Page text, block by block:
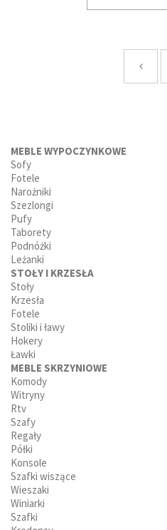
MEBLE WYPOCZYNKOWE
Sofy
Fotele
Narożniki
Szezlongi
Pufy
Taborety
Podnóżki
Leżanki
STOŁY I KRZESŁA
Stoły
Krzesła
Fotele
Stoliki i ławy
Hokery
Ławki
MEBLE SKRZYNIOWE
Komody
Witryny
Rtv
Szafy
Regały
Półki
Konsole
Szafki wiszące
Wieszaki
Winiarki
Szafki